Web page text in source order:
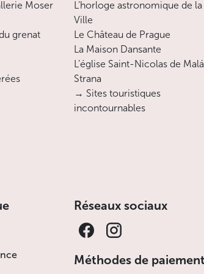
Moser
grenat
L’horloge astronomique de
Ville
Le Château de Prague
La Maison Dansante
L’église Saint-Nicolas de Malá
Strana
→ Sites touristiques
incontournables
Réseaux sociaux
Méthodes de paiement